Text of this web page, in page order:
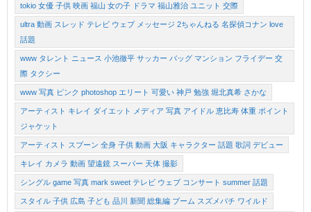
tokio 女優 子供 映画 福山 女の子 ドラマ 福山雅治 ユニット 交際
ultra 動画 スレッド テレビ ウェブ メッセージ 2ちゃんねる 名探偵コナン love
話題
www タレント ニュース 小池徹平 サッカー バッグ マンション フライデー 交
際 タクシー
www 写真 ピンク photoshop エリート 可愛い 神戸 勉強 堀北真希 さかな
アーティスト キレイ ダイエット メディア 写真 アイドル 恵比寿 体重 ポイント
ジャケット
アーティスト スプーン 全身 子供 動画 大阪 キャラクター 話題 歌詞 デビュー
キレイ カメラ 動画 望遠鏡 スーパー 天体 撮影
シングル game 写真 mark sweet テレビ ウェブ コンサート summer 話題
スタイル 子供 広島 子ども 品川 新聞 総集編 ブーム スズメバチ ワイルド